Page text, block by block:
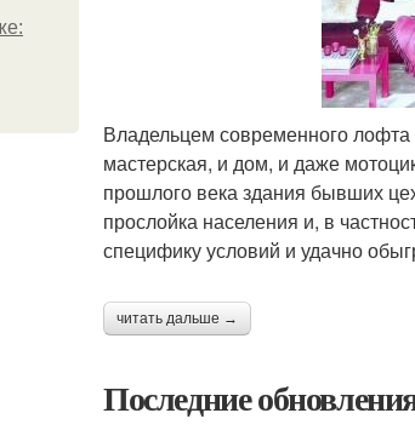
Владельцем современного лофта
мастерская, и дом, и даже
прошлого века здания бывших
прослойка населения и, в
специфику условий и удачно
читать дальше →
Последние